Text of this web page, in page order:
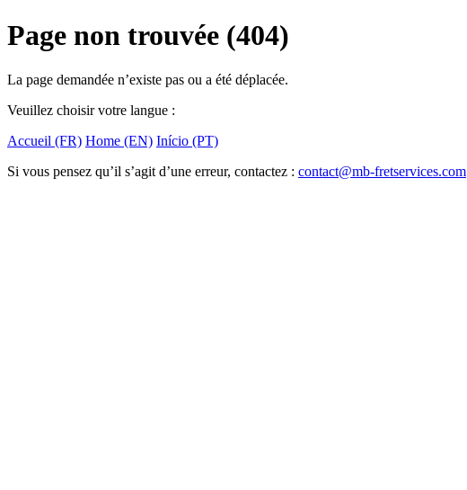
Page non trouvée (404)
La page demandée n’existe pas ou a été déplacée.
Veuillez choisir votre langue :
Accueil (FR) Home (EN) Início (PT)
Si vous pensez qu’il s’agit d’une erreur, contactez : contact@mb-fretservices.com